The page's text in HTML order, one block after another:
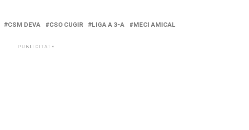
CSM DEVA CSO CUGIR LIGA A 3-A MECI AMICAL
PUBLICITATE